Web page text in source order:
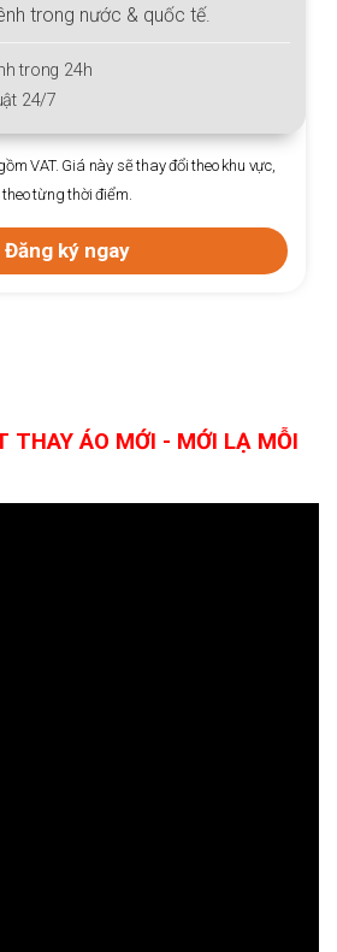
trong nước & quốc tế.
trong 24h
24/7
VAT. Giá này sẽ thay đổi theo khu vực,
theo từng thời điểm.
Đăng ký ngay
THAY ÁO MỚI - MỚI LẠ MỖI